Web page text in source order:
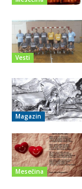
Vesti
Magazin
Mesečina